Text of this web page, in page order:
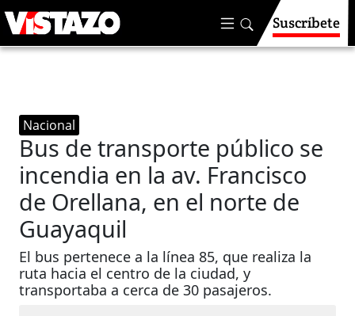
Suscríbete
Nacional
Bus de transporte público se
incendia en la av. Francisco
de Orellana, en el norte de
Guayaquil
El bus pertenece a la línea 85, que realiza la
ruta hacia el centro de la ciudad, y
transportaba a cerca de 30 pasajeros.